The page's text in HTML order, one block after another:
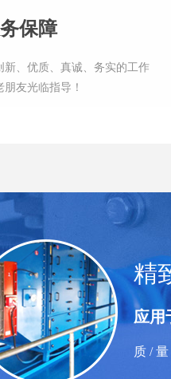
保障
、优质、真诚、务实的工作
友光临指导！
精
应用
质 /